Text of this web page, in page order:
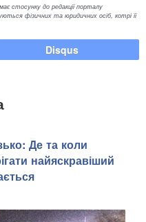
стосунку до редакції порталу
фізичних та юридичних осіб, котрі її
Disqus
Де та коли
найяскравіший